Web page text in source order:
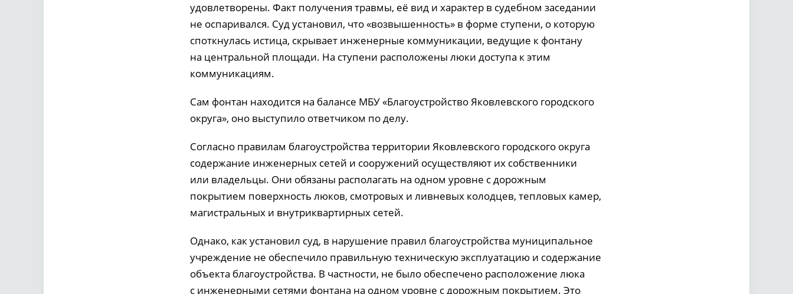
удовлетворены. Факт получения травмы, её вид и характер в судебном заседании
не оспаривался. Суд установил, что «возвышенность» в форме ступени, о которую
споткнулась истица, скрывает инженерные коммуникации, ведущие к фонтану
на центральной площади. На ступени расположены люки доступа к этим
коммуникациям.
Сам фонтан находится на балансе МБУ «Благоустройство Яковлевского городского
округа», оно выступило ответчиком по делу.
Согласно правилам благоустройства территории Яковлевского городского округа
содержание инженерных сетей и сооружений осуществляют их собственники
или владельцы. Они обязаны располагать на одном уровне с дорожным
покрытием поверхность люков, смотровых и ливневых колодцев, тепловых камер,
магистральных и внутриквартирных сетей.
Однако, как установил суд, в нарушение правил благоустройства муниципальное
учреждение не обеспечило правильную техническую эксплуатацию и содержание
объекта благоустройства. В частности, не было обеспечено расположение люка
с инженерными сетями фонтана на одном уровне с дорожным покрытием. Это